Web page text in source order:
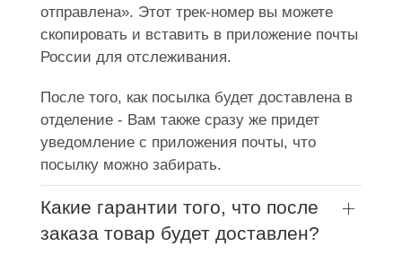
отправлена». Этот трек-номер вы можете
скопировать и вставить в приложение почты
России для отслеживания.
После того, как посылка будет доставлена в
отделение - Вам также сразу же придет
уведомление с приложения почты, что
посылку можно забирать.
Какие гарантии того, что после
заказа товар будет доставлен?